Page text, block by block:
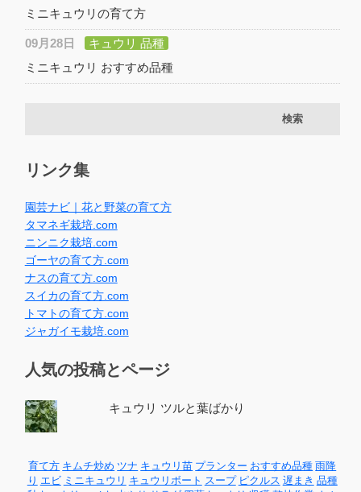
ミニキュウリの育て方
09月28日
キュウリ 品種
ミニキュウリ おすすめ品種
リンク集
園芸ナビ｜花と野菜の育て方
タマネギ栽培.com
ニンニク栽培.com
ゴーヤの育て方.com
ナスの育て方.com
スイカの育て方.com
トマトの育て方.com
ジャガイモ栽培.com
人気の投稿とページ
キュウリ ツルと葉ばかり
育て方 キムチ炒め ツナ キュウリ苗 プランター おすすめ品種 雨降
り エビ ミニキュウリ キュウリボート スープ ピクルス 遅まき 品種